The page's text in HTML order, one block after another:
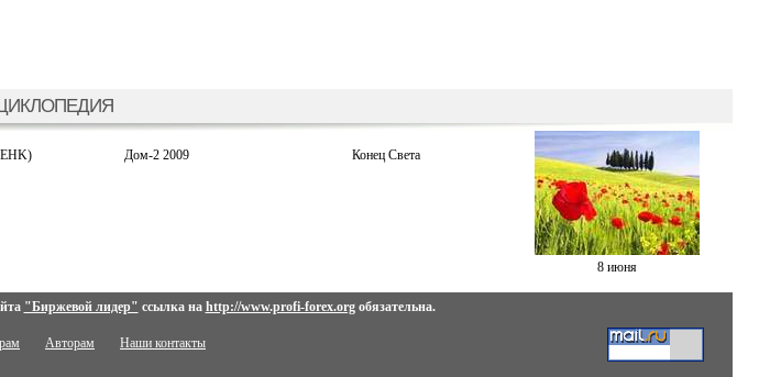
Дом-2 2009 Конец Света
8 июня
"Биржевой лидер" ссылка на http://www.profi-forex.orgобязательна.
Авторам Наши контакты